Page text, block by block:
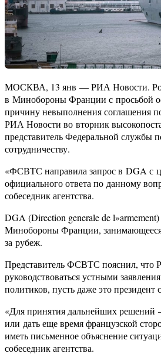
МОСКВА, 13 янв — РИА Новости.
в Минобороны Франции с просьбой
причину невыполнения соглашения
РИА Новости во вторник
представитель Федеральной службы
сотрудничеству.
«ФСВТС направила запрос в DGA с
официального ответа по данному
собеседник агентства.
DGA (Direction generale de
Минобороны Франции,
за рубеж.
Представитель ФСВТС пояснил, что
руководствоваться устными
политиков, пусть даже это президент
«Для принятия дальнейших решений
или дать еще время французской
иметь письменное объяснение
собеседник агентства.